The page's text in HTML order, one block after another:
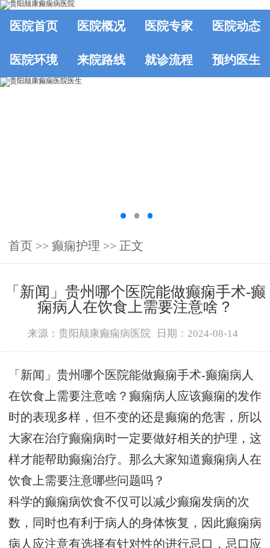
医院首页 医院概况 医院专家 医院动态
医院环境 来院路线 就诊流程 预约医生
首页 >> 癫痫护理 >> 正文
「新闻」贵州哪个医院能做癫痫手术-癫
痫病人在饮食上需要注意啥？
来源：贵阳颠康癫痫病医院 日期：2024-08-14
「新闻」贵州哪个医院能做癫痫手术-癫痫病人
在饮食上需要注意啥？癫痫病人应该癫痫的发作
时的表现多样，但不变的还是癫痫的危害，所以
大家在治疗癫痫病时一定要做好相关的护理，这
样才能帮助癫痫治疗。那么大家知道癫痫病人在
饮食上需要注意哪些问题吗？
科学的癫痫病饮食不仅可以减少癫痫发病的次
数，同时也有利于病人的身体恢复，因此癫痫病
病人应注意有选择有针对性的进行忌口，忌口应